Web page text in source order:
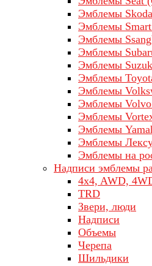
Эмблемы
Эмблемы
Эмблемы
Эмблемы
Эмблемы
Эмблемы
Эмблемы
Эмблемы
Эмблемы
Эмблемы
Эмблемы
Эмблемы на
Надписи эмблемы
4x4, AWD,
TRD
Звери, люди
Надписи
Объемы
Черепа
Шильдики